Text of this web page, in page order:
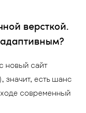
версткой.
новый сайт
значит, есть шанс
современный